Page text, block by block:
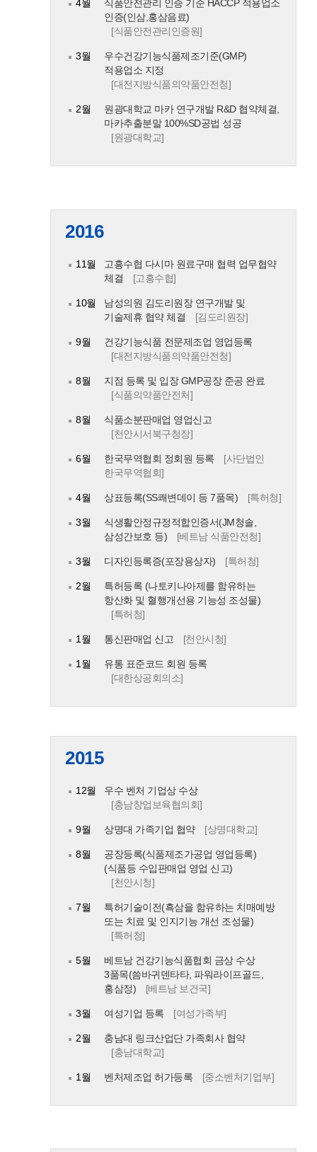
4월
식품안전관리 인증 기준 HACCP 적용업소
인증(인삼,홍삼음료)
[식품안전관리인증원]
3월
우수건강기능식품제조기준(GMP)
적용업소 지정
[대전지방식품의약품안전청]
2월
원광대학교 마카 연구개발 R&D 협약체결,
마카추출분말 100%SD공법 성공
[원광대학교]
2016
11월
고흥수협 다시마 원료구매 협력 업무협약
체결
[고흥수협]
10월
남성의원 김도리원장 연구개발 및
기술제휴 협약 체결
[김도리원장]
9월
건강기능식품 전문제조업 영업등록
[대전지방식품의약품안전청]
8월
지점 등록 및 입장 GMP공장 준공 완료
[식품의약품안전처]
8월
식품소분판매업 영업신고
[천안시서북구청장]
6월 한국무역협회 정회원 등록
[사단법인
한국무역협회]
4월 상표등록(SS쾌변데이 등 7품목) [특허청]
3월
식생활안정규정적합인증서(JM청솔,
삼성간보호 등)
[베트남 식품안전청]
3월 디자인등록증(포장용상자) [특허청]
2월
특허등록 (나토키나아제를 함유하는
항산화 및 혈행개선용 기능성 조성물)
[특허청]
1월 통신판매업 신고 [천안시청]
1월
유통 표준코드 회원 등록
[대한상공회의소]
2015
12월
우수 벤처 기업상 수상
[충남창업보육협의회]
9월 상명대 가족기업 협약 [상명대학교]
8월
공장등록(식품제조가공업 영업등록)
(식품등 수입판매업 영업 신고)
[천안시청]
7월
특허기술이전(흑삼을 함유하는 치매예방
또는 치료 및 인지기능 개선 조성물)
[특허청]
5월
베트남 건강기능식품협회 금상 수상
3품목(씀바귀덴타타, 파워라이프골드,
홍삼정)
[베트남 보건국]
3월 여성기업 등록 [여성가족부]
2월
충남대 링크산업단 가족회사 협약
[충남대학교]
1월 벤처제조업 허가등록 [중소벤처기업부]